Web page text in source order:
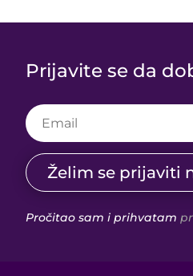
Prijavite se da
Želim se prijaviti
Pročitao sam i prihvatam